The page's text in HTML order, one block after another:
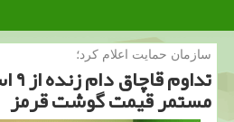
سازمان حمایت اعلام كرد؛
مستمر قیمت گوشت قرمز